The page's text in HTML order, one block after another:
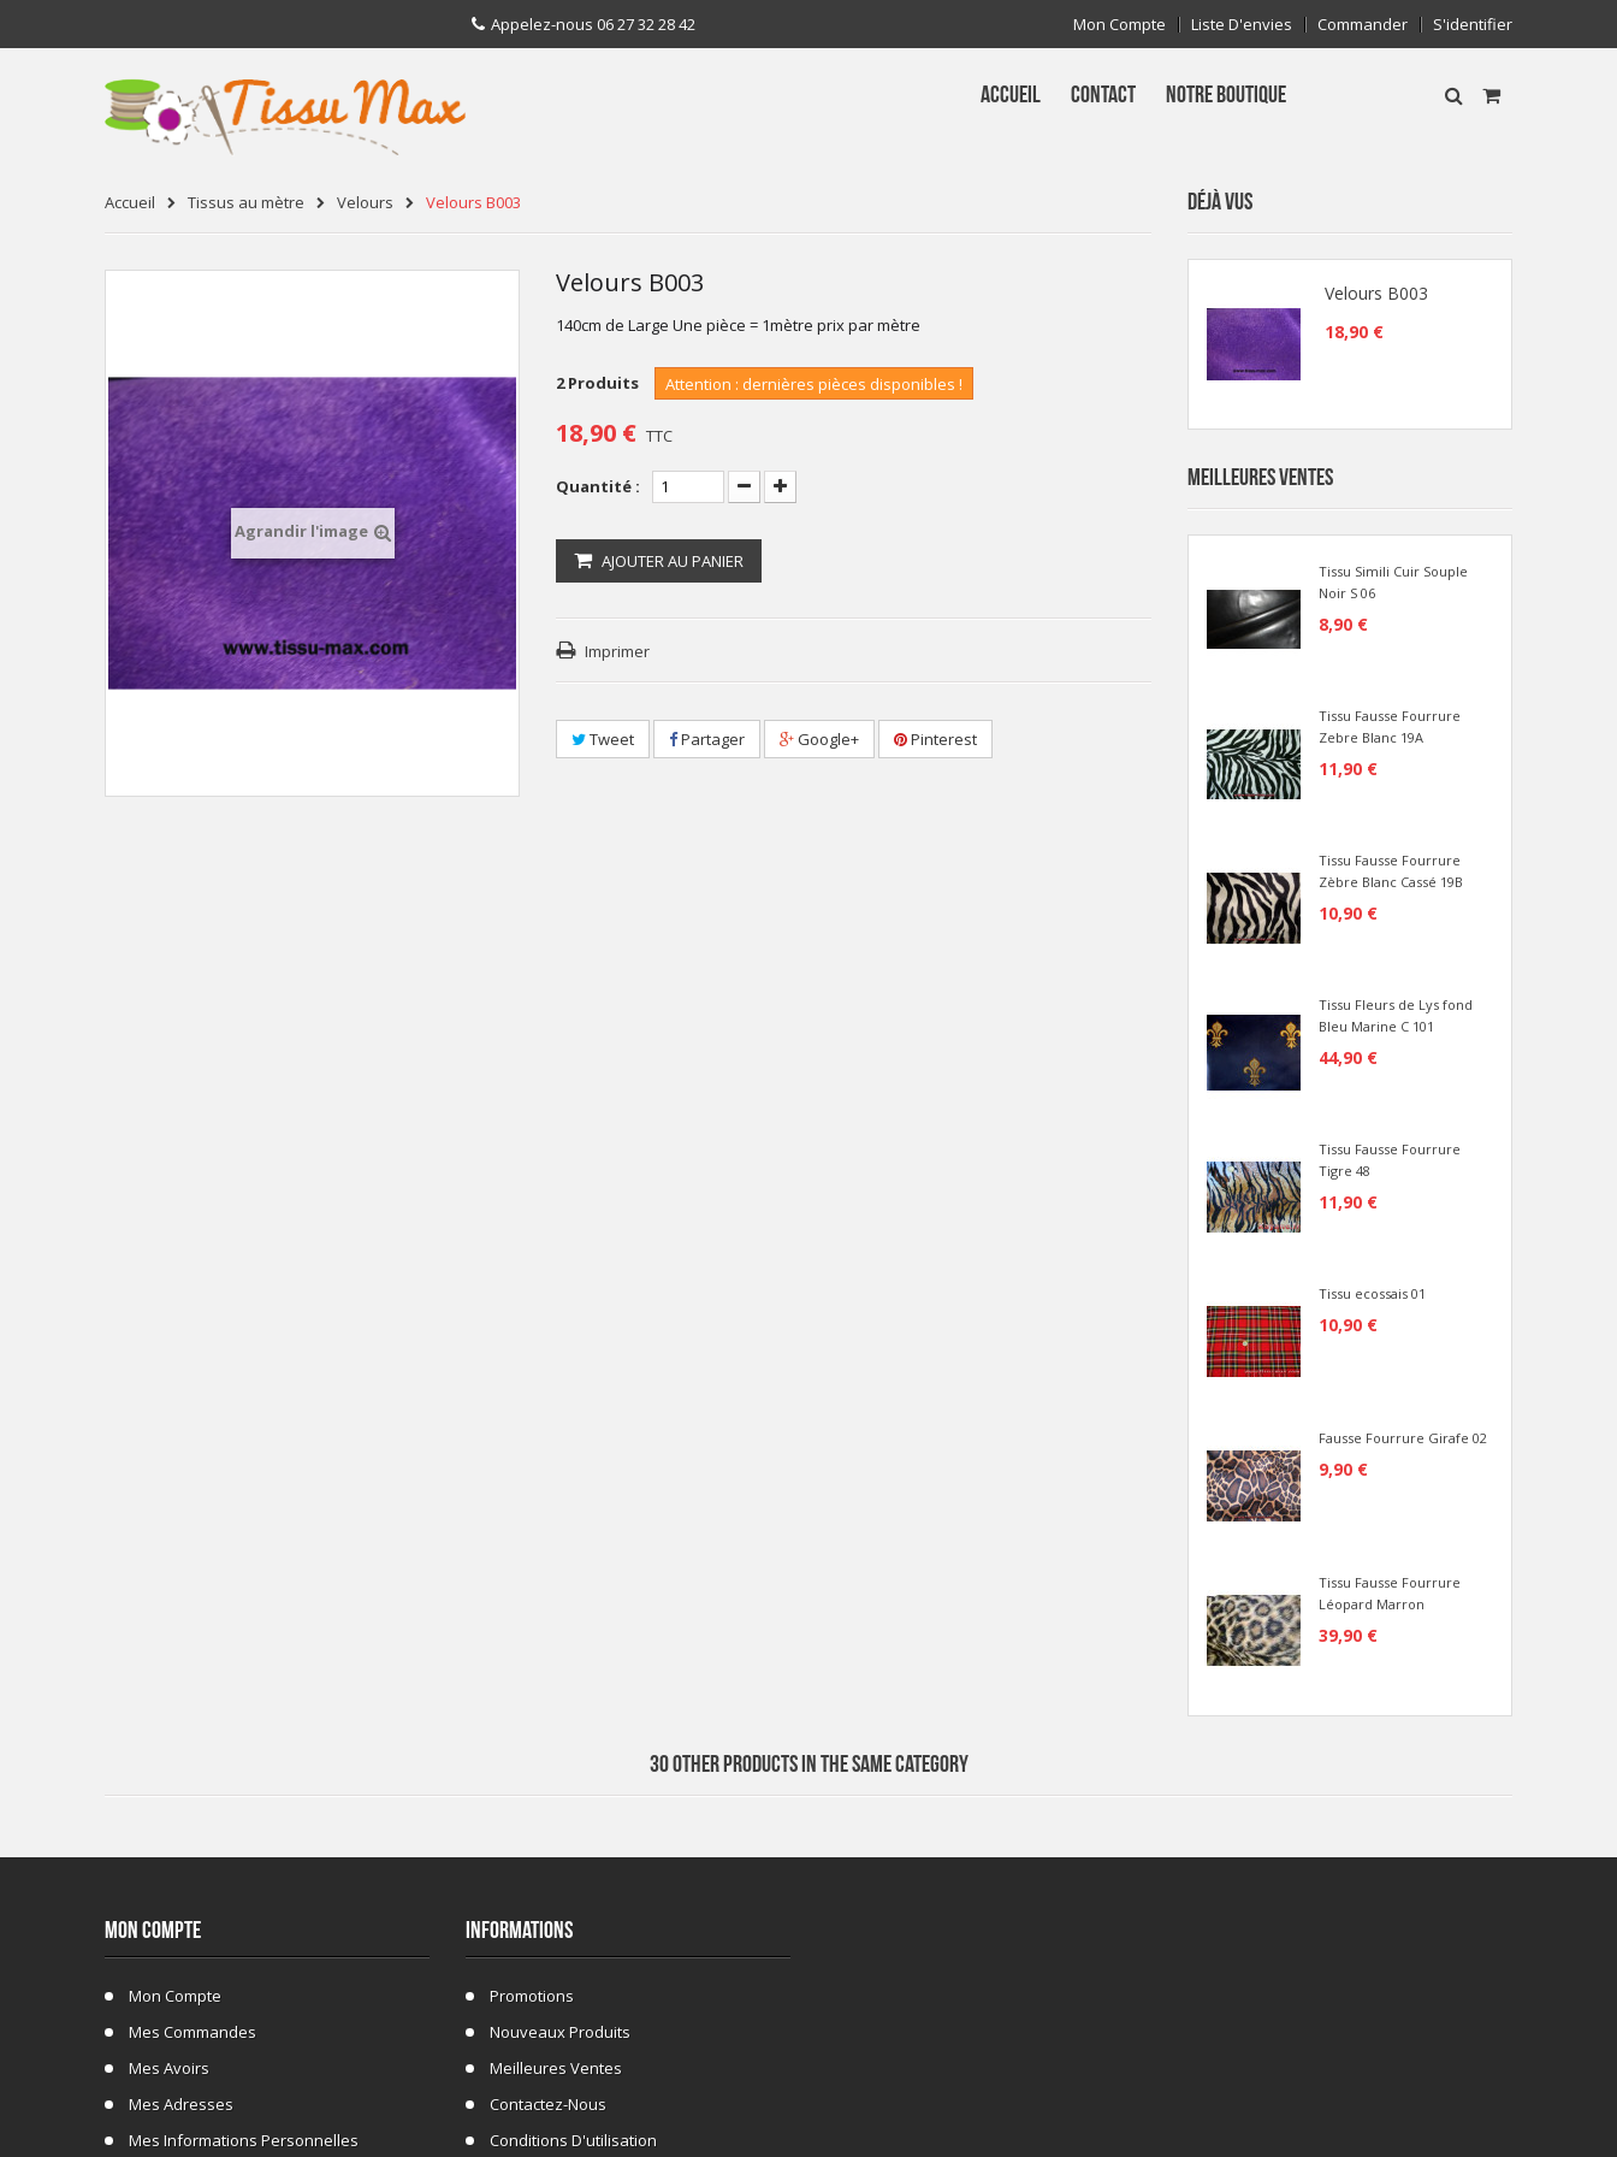
Mon Compte Liste D'envies Commander S'identifier
Appelez-nous 06 27 32 28 42
ACCUEIL CONTACT NOTRE BOUTIQUE
Accueil Tissus au mètre Velours Velours B003
Agrandir l'image
Velours B003
140cm de Large Une pièce = 1mètre prix par mètre
2 Produits Attention : dernières pièces disponibles !
18,90 € TTC
Quantité :
AJOUTER AU PANIER
Imprimer
Tweet Partager Google+ Pinterest
DÉJÀ VUS
Velours B003
18,90 €
MEILLEURES VENTES
Tissu Simili Cuir Souple
Noir S 06
8,90 €
Tissu Fausse Fourrure
Zebre Blanc 19A
11,90 €
Tissu Fausse Fourrure
Zèbre Blanc Cassé 19B
10,90 €
Tissu Fleurs de Lys fond
Bleu Marine C 101
44,90 €
Tissu Fausse Fourrure
Tigre 48
11,90 €
Tissu ecossais 01
10,90 €
Fausse Fourrure Girafe 02
9,90 €
Tissu Fausse Fourrure
Léopard Marron
39,90 €
30 OTHER PRODUCTS IN THE SAME CATEGORY
MON COMPTE
Mon Compte
Mes Commandes
Mes Avoirs
Mes Adresses
Mes Informations Personnelles
INFORMATIONS
Promotions
Nouveaux Produits
Meilleures Ventes
Contactez-Nous
Conditions D'utilisation